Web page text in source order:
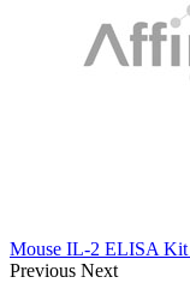
Mouse IL-2 ELISA Kit
Previous Next